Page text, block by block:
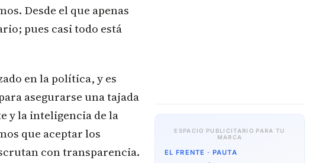
Desde el que apenas
pues casi todo está
en la política, y es
asegurarse una tajada
y la inteligencia de la
que aceptar los
con transparencia.
ESPACIO PUBLICITARIO PARA TU
MARCA
EL FRENTE · PAUTA